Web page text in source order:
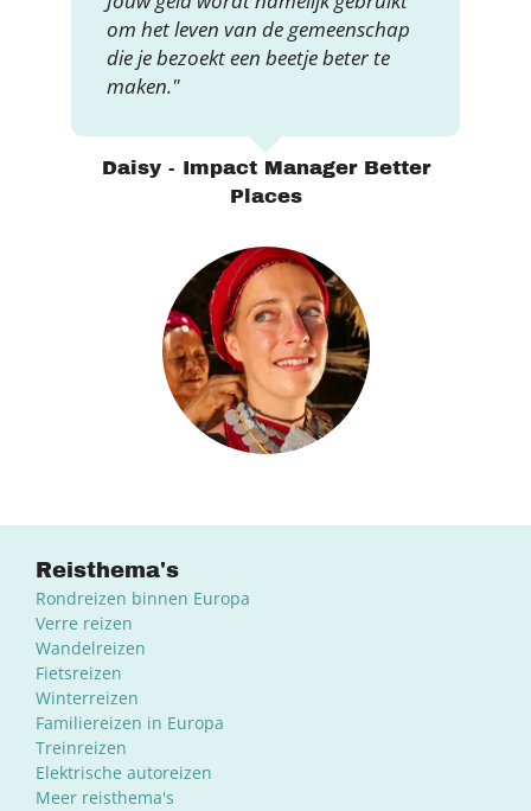
om het leven van de gemeenschap
die je bezoekt een beetje beter te
maken."
Daisy - Impact Manager Better
Places
Reisthema's
Rondreizen binnen Europa
Verre reizen
Wandelreizen
Fietsreizen
Winterreizen
Familiereizen in Europa
Treinreizen
Elektrische autoreizen
Meer reisthema's